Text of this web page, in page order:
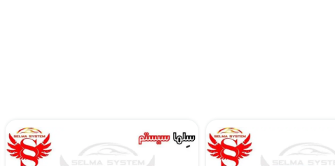
مانیتور اندروید 7 اینچ یونیورسال برند ویستا مدل TSX 2032
۱۷,۸۹۰,۰۰۰ تومان
مانیتور فابریک اندروید تارا Taraبرند ویستا مدل MTX 1032
۱۴,۸۹۰,۰۰۰ تومان